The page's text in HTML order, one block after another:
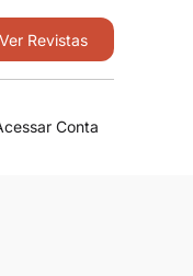
Ver Revistas
Conta